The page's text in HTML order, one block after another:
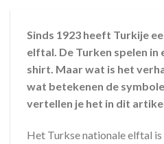
Sinds 1923 heeft Turkije
elftal. De Turken spelen
shirt. Maar wat is het
wat betekenen de
vertellen je het in dit
Het Turkse nationale elftal is